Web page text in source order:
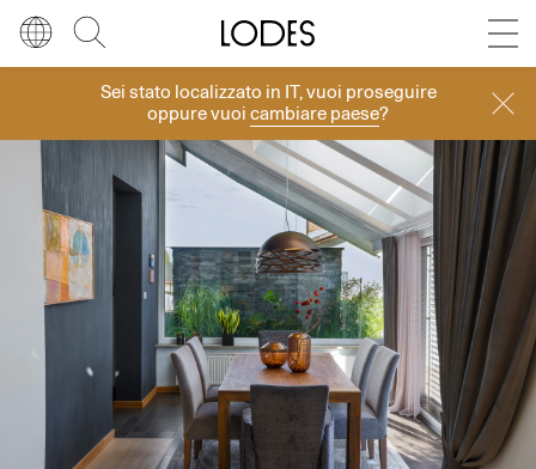
Sei stato localizzato in IT, vuoi proseguire
oppure vuoicambiare paese?
LinguaItaliano
Italiano
English
Français
Español
Русский
Europa
Europa
Nord America
Resto del mondo
Store locator Press room
Diesel Living with Lodes
Progetti